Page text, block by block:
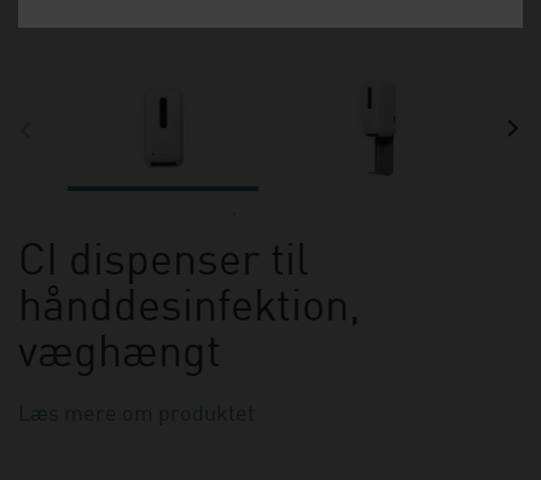
CI dispenser til
hånddesinfektion,
væghængt
Læs mere om produktet